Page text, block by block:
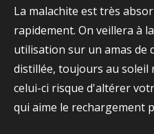
La malachite est très
rapidement. On veillera à
utilisation sur un amas de
distillée, toujours au soleil
celui-ci risque d'altérer
qui aime le rechargement